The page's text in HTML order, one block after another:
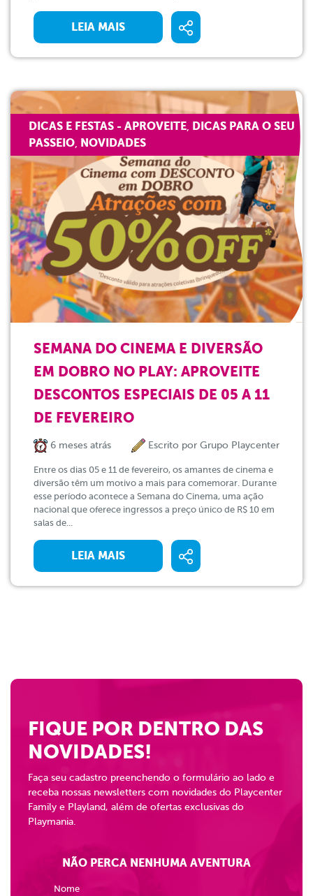
LEIA MAIS
DICAS E FESTAS - APROVEITE, DICAS PARA O SEU
PASSEIO, NOVIDADES
SEMANA DO CINEMA E DIVERSÃO
EM DOBRO NO PLAY: APROVEITE
DESCONTOS ESPECIAIS DE 05 A 11
DE FEVEREIRO
6 meses atrás Escrito por Grupo Playcenter
Entre os dias 05 e 11 de fevereiro, os amantes de cinema e
diversão têm um motivo a mais para comemorar. Durante
esse período acontece a Semana do Cinema, uma ação
nacional que oferece ingressos a preço único de R$ 10 em
salas de...
LEIA MAIS
FIQUE POR DENTRO DAS
NOVIDADES!
Faça seu cadastro preenchendo o formulário ao lado e
receba nossas newsletters com novidades do Playcenter
Family e Playland, além de ofertas exclusivas do
Playmania.
NÃO PERCA NENHUMA AVENTURA
Nome